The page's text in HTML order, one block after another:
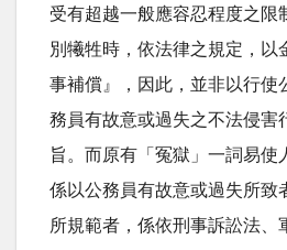
受有超越一般應容忍程度之限
別犧牲時，依法律之規定，以
事補償』，因此，並非以行使
務員有故意或過失之不法侵害
旨。而原有「冤獄」一詞易使
係以公務員有故意或過失所致
所規範者，係依刑事訴訟法、